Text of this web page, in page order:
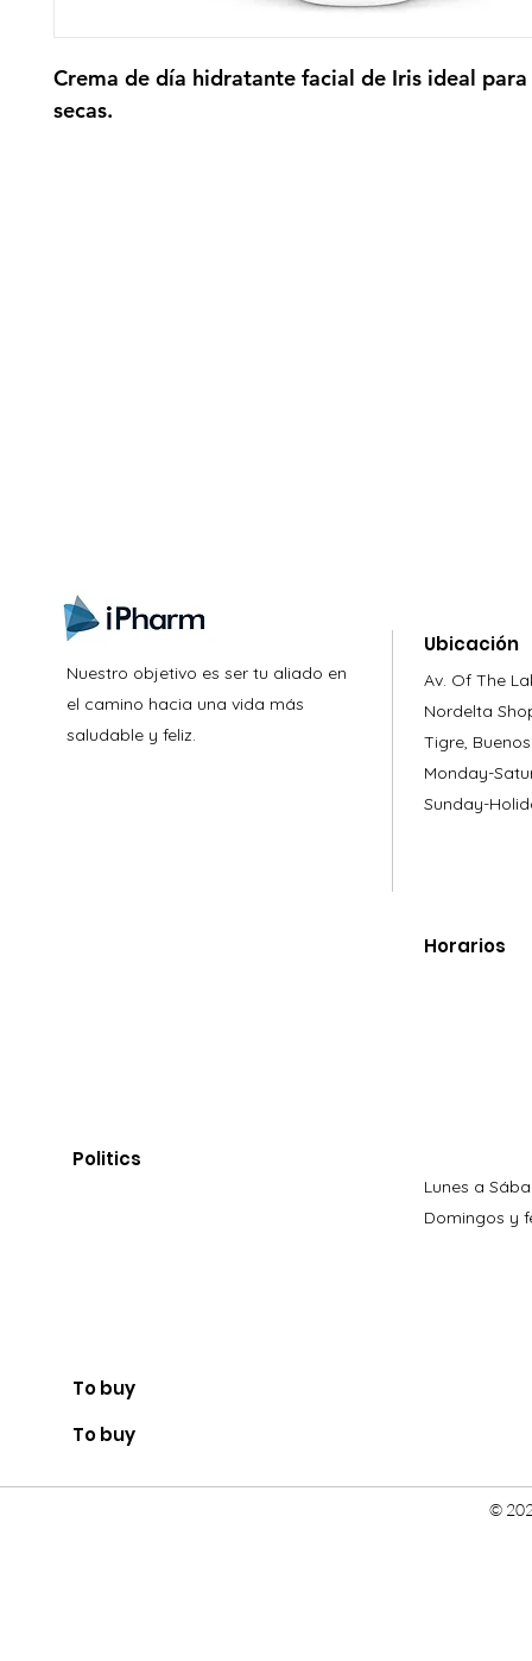
Crema de día hidratante facial de Iris ideal
secas.
Nuestro objetivo es ser tu aliado en
el camino hacia una vida más
saludable y feliz.
Politics
To buy
To buy
Ubicación
Av. Of The
Nordelta
Tigre,
Monday-
Sunday-
Horarios
Lunes a
Domingos y
©